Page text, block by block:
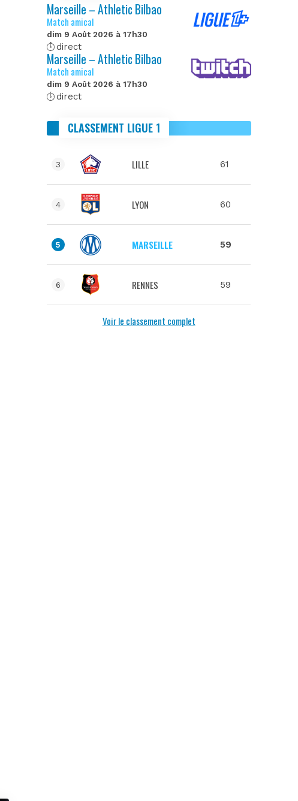
Marseille – Athletic Bilbao
Match amical
dim 9 Août 2026 à 17h30
direct
Marseille – Athletic Bilbao
Match amical
dim 9 Août 2026 à 17h30
direct
CLASSEMENT LIGUE 1
3 LILLE 61
4 LYON 60
5 MARSEILLE 59
6 RENNES 59
Voir le classement complet